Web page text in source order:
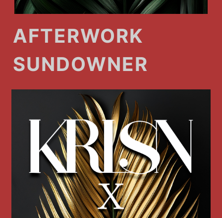
AFTERWORK
SUNDOWNER